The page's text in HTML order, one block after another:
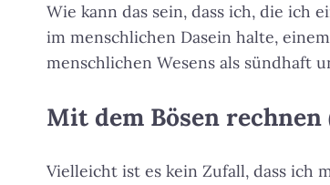
Wie kann das sein, dass ich, die ich
im menschlichen Dasein halte,
menschlichen Wesens als sündhaft
Mit dem Bösen rechnen
Vielleicht ist es kein Zufall, dass ich